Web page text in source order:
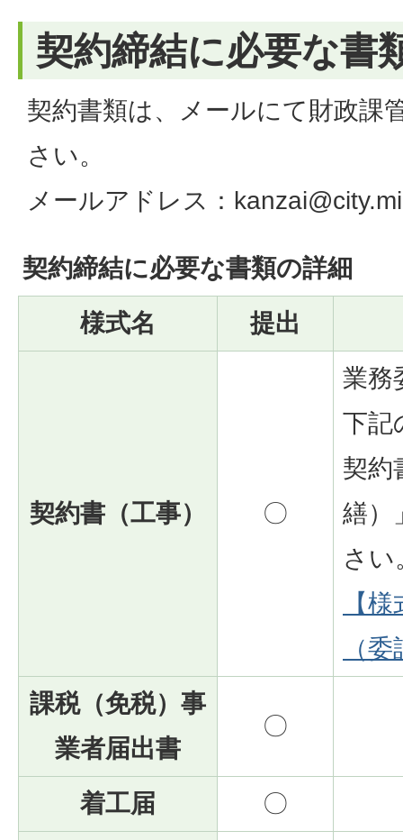
契約締結に必要な書
契約書類は、メールにて財政課
さい。
メールアドレス：
契約締結に必要な書類の詳細
様式名
提出
契約書（工事） 〇
業務
下記
契約
繕）
さい
【
（
課税（免税）事
業者届出書
〇
着工届 〇